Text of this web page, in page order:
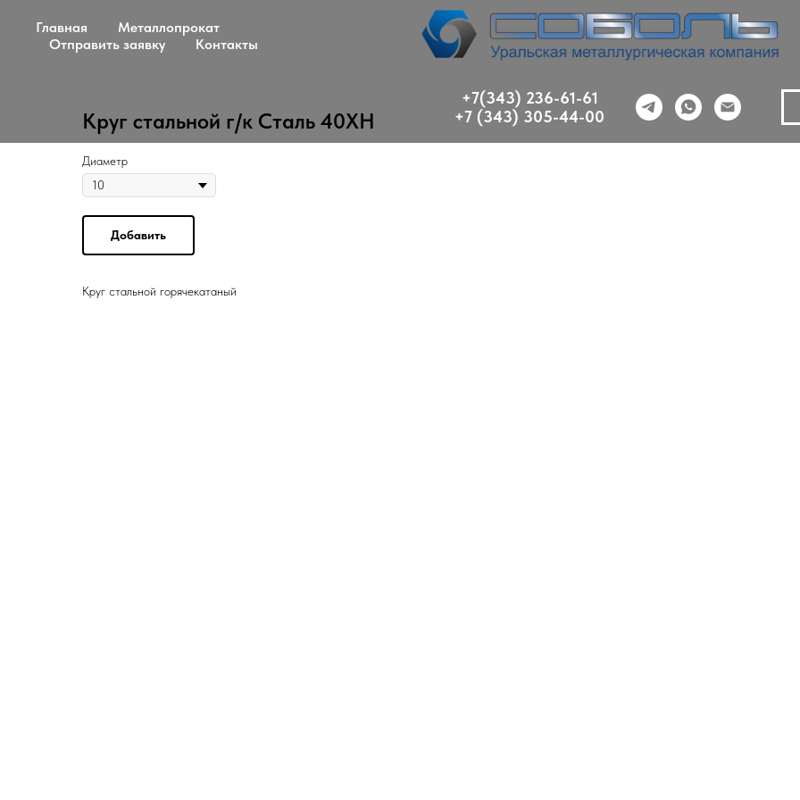
Главная
Металлопрокат
Отправить заявку
Контакты
+7(343) 236-61-61
+7 (343) 305-44-00
Круг стальной г/к Сталь 40ХН
Диаметр
Добавить
Круг стальной горячекатаный